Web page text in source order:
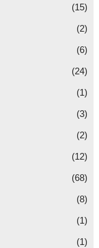
(15)
(2)
(6)
(24)
(1)
(3)
(2)
(12)
(68)
(8)
(1)
(1)